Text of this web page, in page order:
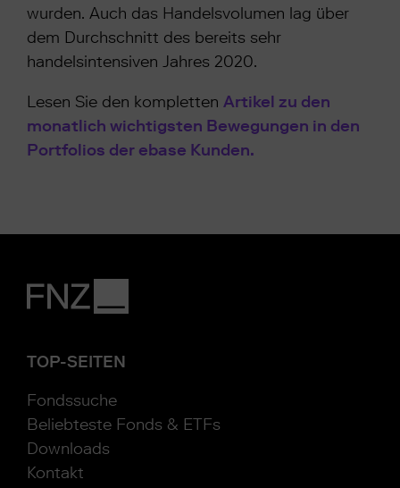
wurden. Auch das Handelsvolumen lag über
dem Durchschnitt des bereits sehr
handelsintensiven Jahres 2020.
Lesen Sie den kompletten Artikel zu den
monatlich wichtigsten Bewegungen in den
Portfolios der ebase Kunden.
TOP-SEITEN
Fondssuche
Beliebteste Fonds & ETFs
Downloads
Kontakt